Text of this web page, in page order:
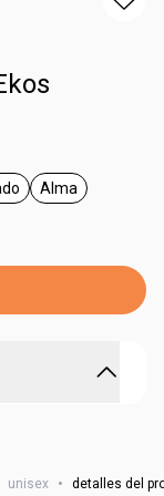
amaderado
general.tag
Alma
en la
unisex • detalles del